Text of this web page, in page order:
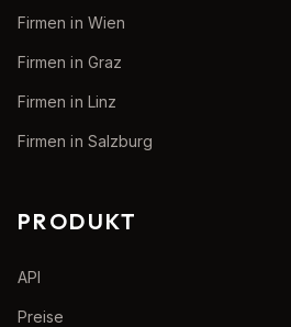
Firmen in Wien
Firmen in Graz
Firmen in Linz
Firmen in Salzburg
PRODUKT
API
Preise